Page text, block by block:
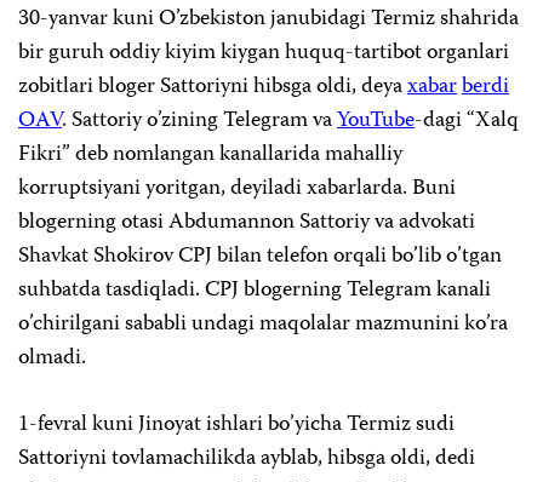
30-yanvar kuni O’zbekiston janubidagi Termiz shahrida
bir guruh oddiy kiyim kiygan huquq-tartibot organlari
zobitlari bloger Sattoriyni hibsga oldi, deyaxabarberdi
OAV. Sattoriy o’zining Telegram vaYouTube-dagi “Xalq
Fikri” deb nomlangan kanallarida mahalliy
korruptsiyani yoritgan, deyiladi xabarlarda. Buni
blogerning otasi Abdumannon Sattoriy va advokati
Shavkat Shokirov CPJ bilan telefon orqali bo’lib o’tgan
suhbatda tasdiqladi. CPJ blogerning Telegram kanali
o’chirilgani sababli undagi maqolalar mazmunini ko’ra
olmadi.
1-fevral kuni Jinoyat ishlari bo’yicha Termiz sudi
Sattoriyni tovlamachilikda ayblab, hibsga oldi, dedi